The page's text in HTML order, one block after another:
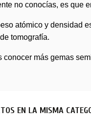
no conocías, es que
atómico y densidad
tomografía.
conocer más gemas
EN LA MISMA